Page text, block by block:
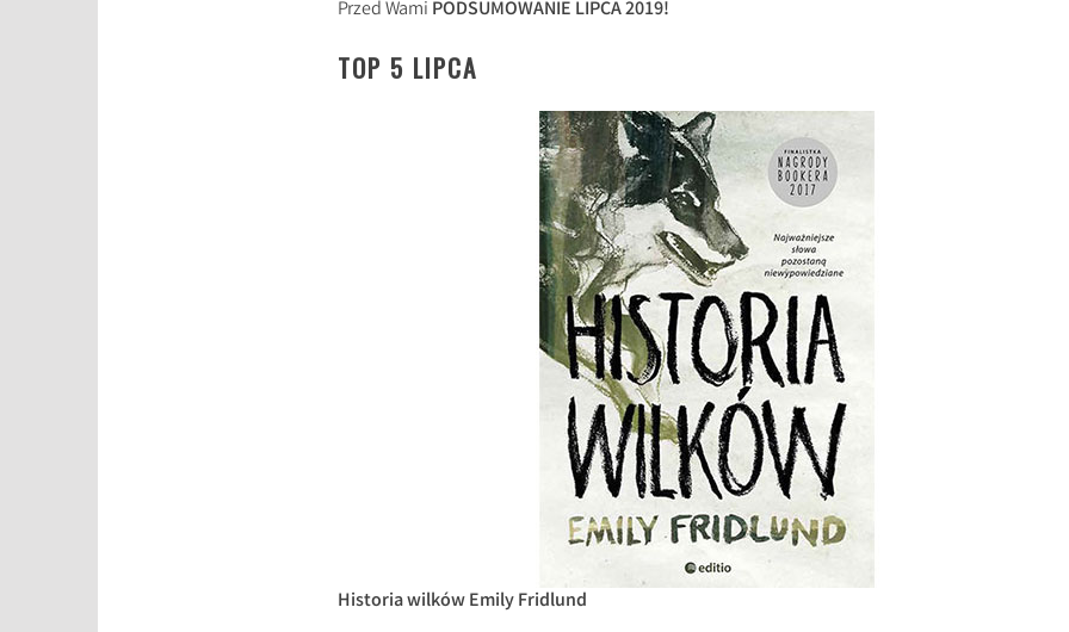
Przed Wami PODSUMOWANIE LIPCA 2019!
TOP 5 LIPCA
Historia wilków Emily Fridlund